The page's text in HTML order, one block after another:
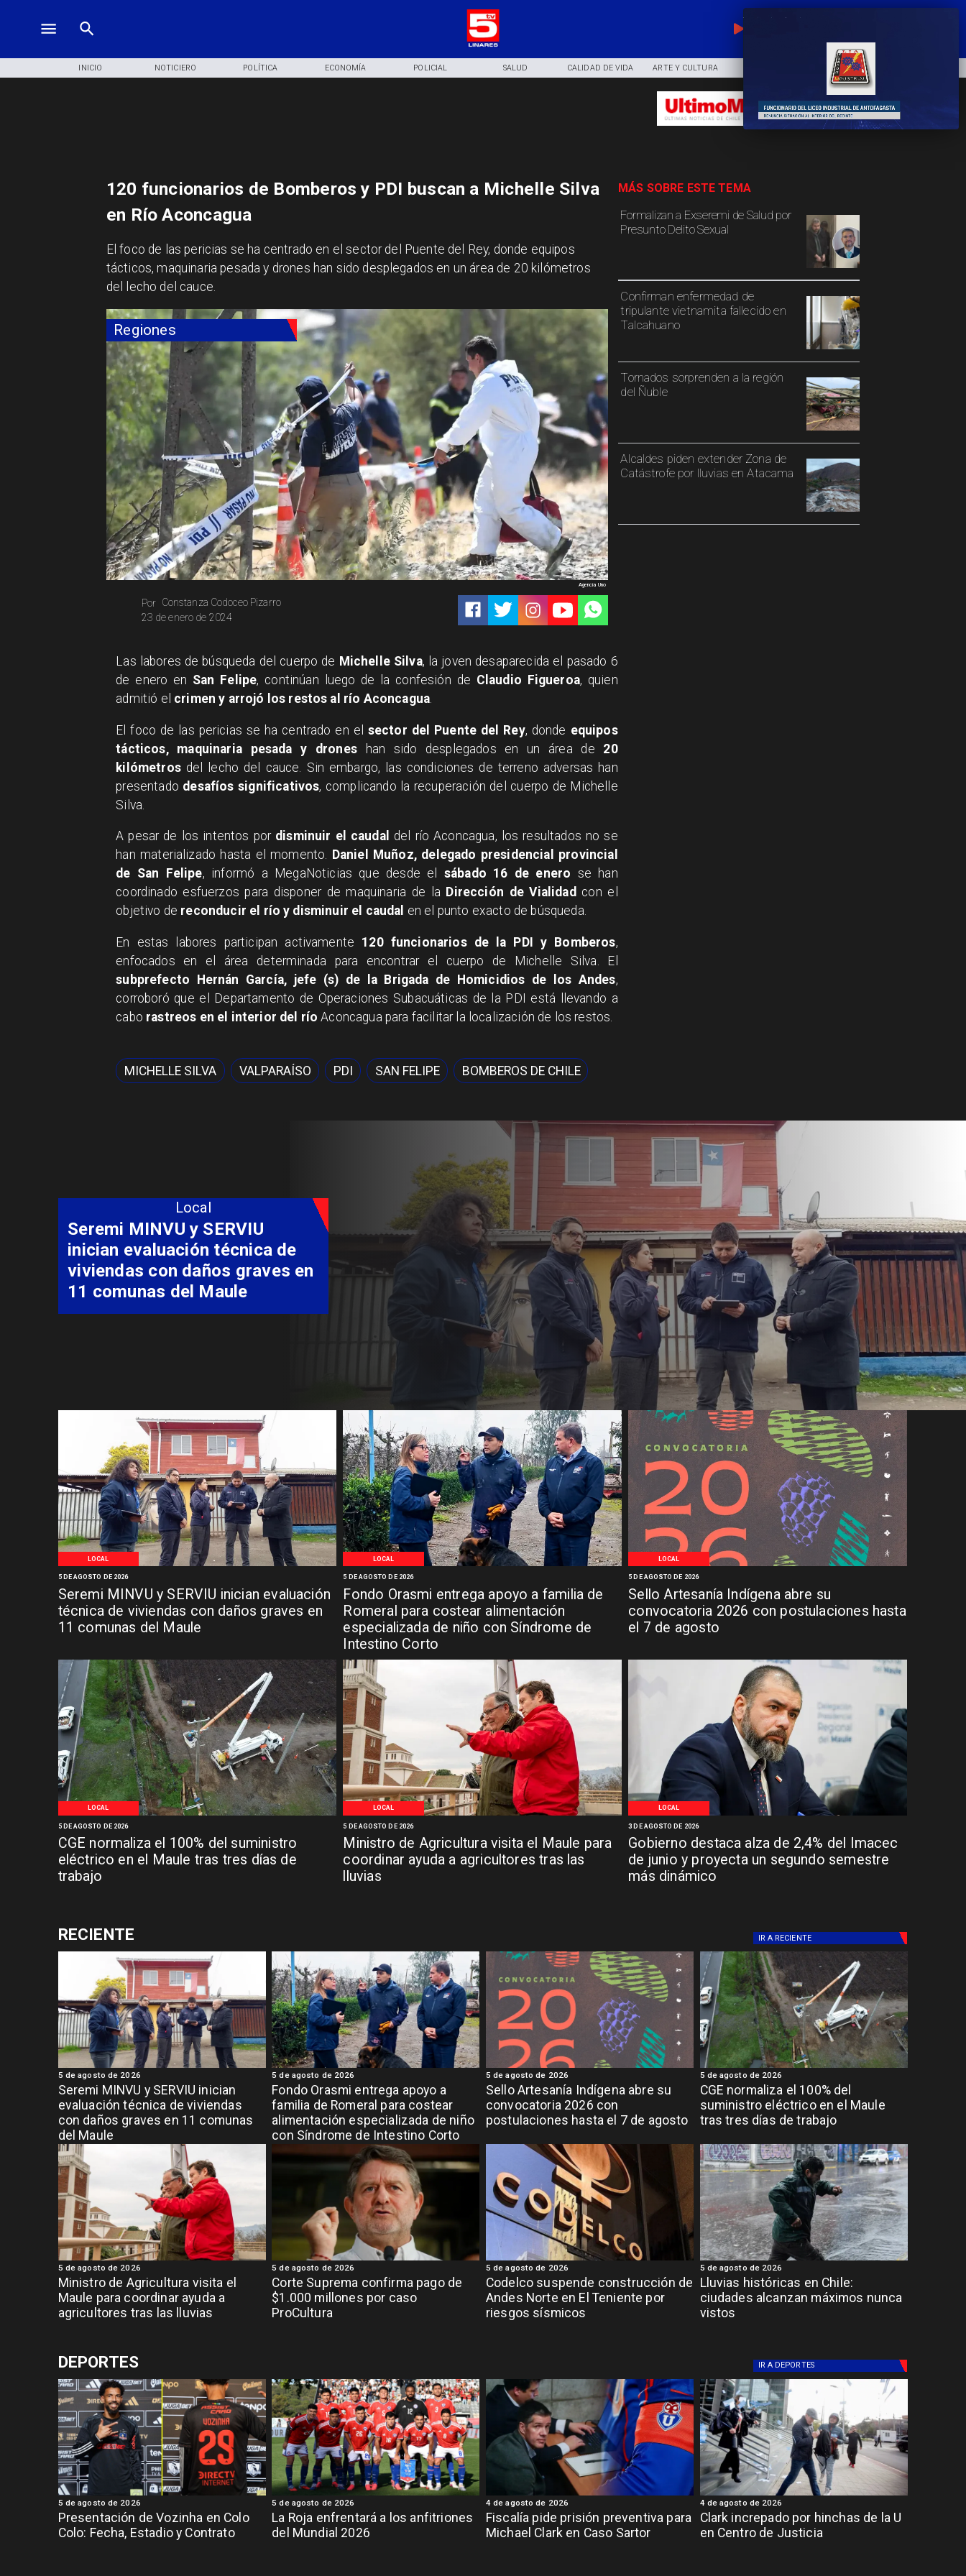
INICIO NOTICIERO POLÍTICA ECONOMÍA POLICIAL SALUD CALIDAD DE VIDA ARTE Y CULTURA DEPORTES
Regiones
Constanza Codoceo Pizarro
Por
23 de enero de 2024
Agencia Uno
Formalizan a Exseremi de Salud por
Presunto Delito Sexual
Confirman enfermedad de
tripulante vietnamita fallecido en
Talcahuano
Tornados sorprenden a la región
del Ñuble
Alcaldes piden extender Zona de
Catástrofe por lluvias en Atacama
MÁS SOBRE ESTE TEMA
120 funcionarios de Bomberos y PDI buscan a Michelle Silva
en Río Aconcagua
​El foco de las pericias se ha centrado en el sector del Puente del Rey, donde equipos
tácticos, maquinaria pesada y drones han sido desplegados en un área de 20 kilómetros
del lecho del cauce.
​Las labores de búsqueda del cuerpo de Michelle Silva, la joven desaparecida el pasado 6
de enero en San Felipe, continúan luego de la confesión de Claudio Figueroa, quien
admitió el crimen y arrojó los restos al río Aconcagua.
​El foco de las pericias se ha centrado en el sector del Puente del Rey, donde equipos
tácticos, maquinaria pesada y droneshan sido desplegados en un área de 20
kilómetros del lecho del cauce. Sin embargo, las condiciones de terreno adversas han
presentado desafíos significativos, complicando la recuperación del cuerpo de Michelle
Silva.
​A pesar de los intentos por disminuir el caudal del río Aconcagua, los resultados no se
han materializado hasta el momento. Daniel Muñoz, delegado presidencial provincial
de San Felipe, informó a MegaNoticias que desde el sábado 16 de enero se han
coordinado esfuerzos para disponer de maquinaria de la Dirección de Vialidad con el
objetivo de reconducir el río y disminuir el caudal en el punto exacto de búsqueda.
​En estas labores participan activamente 120 funcionarios de la PDI y Bomberos,
enfocados en el área determinada para encontrar el cuerpo de Michelle Silva. El
subprefecto Hernán García, jefe (s) de la Brigada de Homicidios de los Andes,
corroboró que el Departamento de Operaciones Subacuáticas de la PDI está llevando a
cabo rastreos en el interior del río Aconcagua para facilitar la localización de los restos.
MICHELLE SILVA VALPARAÍSO PDI SAN FELIPE BOMBEROS DE CHILE
LOCAL
Seremi MINVU y SERVIU inician evaluación
técnica de viviendas con daños graves en
11 comunas del Maule
5 DE AGOSTO DE 2026
LOCAL
Fondo Orasmi entrega apoyo a familia de
Romeral para costear alimentación
especializada de niño con Síndrome de
Intestino Corto
5 DE AGOSTO DE 2026
LOCAL
Sello Artesanía Indígena abre su
convocatoria 2026 con postulaciones hasta
el 7 de agosto
5 DE AGOSTO DE 2026
LOCAL
CGE normaliza el 100% del suministro
eléctrico en el Maule tras tres días de
trabajo
5 DE AGOSTO DE 2026
LOCAL
Ministro de Agricultura visita el Maule para
coordinar ayuda a agricultores tras las
lluvias
5 DE AGOSTO DE 2026
LOCAL
Gobierno destaca alza de 2,4% del Imacec
de junio y proyecta un segundo semestre
más dinámico
3 DE AGOSTO DE 2026
Local
Seremi MINVU y SERVIU
inician evaluación técnica de
viviendas con daños graves en
11 comunas del Maule
RECIENTE IR A RECIENTE
Seremi MINVU y SERVIU inician
evaluación técnica de viviendas
con daños graves en 11 comunas
del Maule
5 de agosto de 2026
Fondo Orasmi entrega apoyo a
familia de Romeral para costear
alimentación especializada de niño
con Síndrome de Intestino Corto
5 de agosto de 2026
Sello Artesanía Indígena abre su
convocatoria 2026 con
postulaciones hasta el 7 de agosto
5 de agosto de 2026
CGE normaliza el 100% del
suministro eléctrico en el Maule
tras tres días de trabajo
5 de agosto de 2026
Ministro de Agricultura visita el
Maule para coordinar ayuda a
agricultores tras las lluvias
5 de agosto de 2026
Corte Suprema confirma pago de
$1.000 millones por caso
ProCultura
5 de agosto de 2026
Codelco suspende construcción de
Andes Norte en El Teniente por
riesgos sísmicos
5 de agosto de 2026
Lluvias históricas en Chile:
ciudades alcanzan máximos nunca
vistos
5 de agosto de 2026
DEPORTES IR A DEPORTES
Presentación de Vozinha en Colo
Colo: Fecha, Estadio y Contrato
5 de agosto de 2026
La Roja enfrentará a los anfitriones
del Mundial 2026
5 de agosto de 2026
Fiscalía pide prisión preventiva para
Michael Clark en Caso Sartor
4 de agosto de 2026
Clark increpado por hinchas de la U
en Centro de Justicia
4 de agosto de 2026